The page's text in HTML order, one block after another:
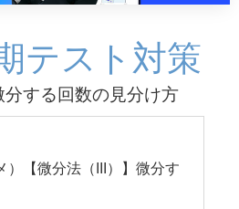
テスト対策
分する回数の見分け方
）【微分法（III）】微分す